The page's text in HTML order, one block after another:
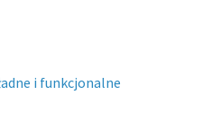
i funkcjonalne